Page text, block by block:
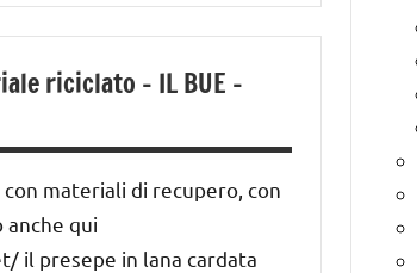
riciclato – IL BUE –
materiali di recupero, con
qui
il presepe in lana cardata